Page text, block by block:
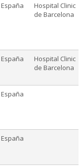
España
Hospital Clinic
de Barcelona
España
Hospital Clinic
de Barcelona
España
España